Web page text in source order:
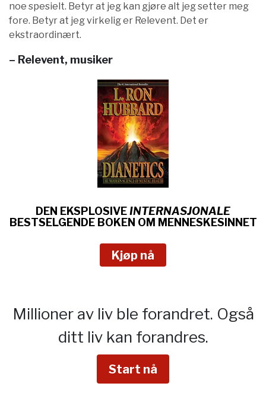
noe spesielt. Betyr at jeg kan gjøre alt jeg setter meg
fore. Betyr at jeg virkelig er Relevent. Det er
ekstraordinært.
– Relevent, musiker
DEN EKSPLOSIVEINTERNASJONALE
BESTSELGENDE BOKEN OM MENNESKESINNET
Kjøp nå
Millioner av liv ble forandret. Også
ditt liv kan forandres.
Start nå